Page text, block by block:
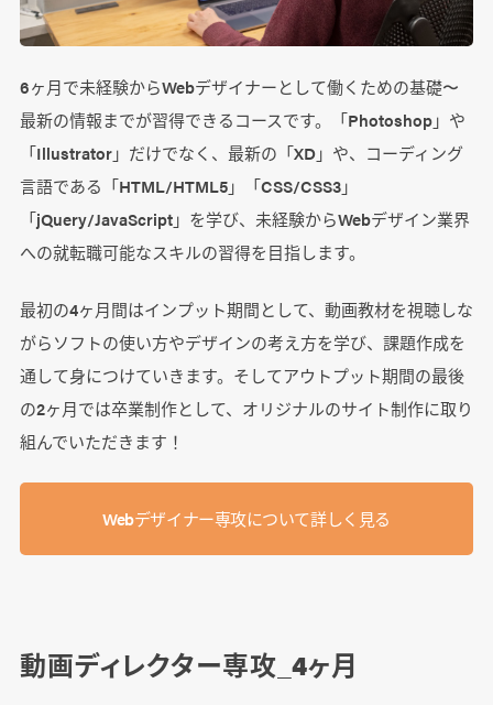
6ヶ月で未経験からWebデザイナーとして働くための基礎〜
最新の情報までが習得できるコースです。「Photoshop」や
「Illustrator」だけでなく、最新の「XD」や、コーディング
言語である「HTML/HTML5」「CSS/CSS3」
「jQuery/JavaScript」を学び、未経験からWebデザイン業界
への就転職可能なスキルの習得を目指します。
最初の4ヶ月間はインプット期間として、動画教材を視聴しな
がらソフトの使い方やデザインの考え方を学び、課題作成を
通して身につけていきます。そしてアウトプット期間の最後
の2ヶ月では卒業制作として、オリジナルのサイト制作に取り
組んでいただきます！
Webデザイナー専攻について詳しく見る
動画ディレクター専攻_4ヶ月